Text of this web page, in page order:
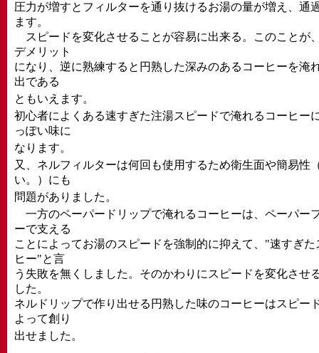
圧力が増すとフィルターを通り抜けるお湯の量が増え、通
ます。
スピードを変化させることが容易に出来る。このことが
デメリット
になり、逆に熟練すると円熟した深みのあるコーヒーを淹
出である
ともいえます。
初心者によくある速すぎた注湯スピードで淹れるコーヒー
っぽい味に
なります。
又、ネルフィルターは何回も使用するため衛生面や簡易性
い。）にも
問題がありました。
一方のペーパードリップで淹れるコーヒーは、ペーパー
ーで支える
ことによってお湯のスピードを強制的に抑えて、"速すぎ
ヒー"と言
う失敗を無くしました。そのかわりにスピードを変化させ
した。
ネルドリップで作り出せる円熟した味のコーヒーはスピー
よって創り
出せました。